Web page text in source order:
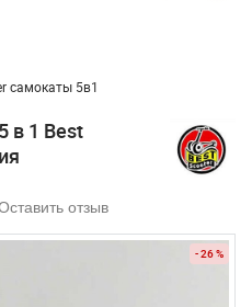
самокаты 5в1
в 1 Best
отзыв
- 26 %